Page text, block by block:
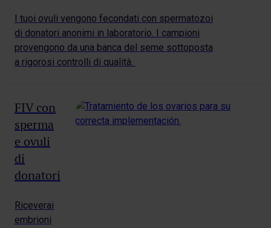
I tuoi ovuli vengono fecondati con spermatozoi
di donatori anonimi in laboratorio. I campioni
provengono da una banca del seme sottoposta
a rigorosi controlli di qualità.
FIV con
sperma
e ovuli
di
donatori
Riceverai
embrioni